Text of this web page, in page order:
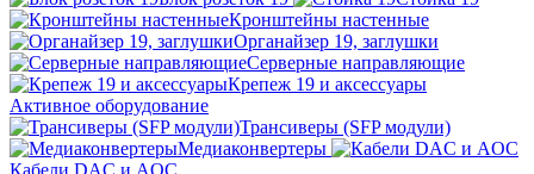
Кронштейны настенные
Органайзер 19, заглушки
Серверные направляющие
Крепеж 19 и аксессуары
Активное оборудование
Трансиверы (SFP модули)
Медиаконвертеры
Кабели DAC и AOC